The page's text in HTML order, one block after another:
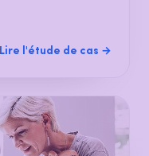
Lire l'étude de cas →